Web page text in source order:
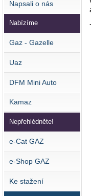
Napsali o nás
Nabízíme
Gaz - Gazelle
Uaz
DFM Mini Auto
Kamaz
Nepřehlédněte!
e-Cat GAZ
e-Shop GAZ
Ke stažení